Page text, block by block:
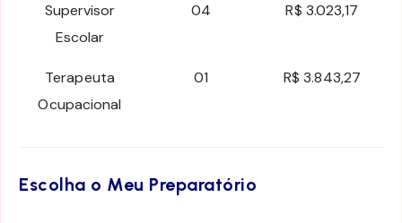
Supervisor
Escolar
04 R$ 3.023,17
Terapeuta
Ocupacional
01 R$ 3.843,27
Escolha o Meu Preparatório